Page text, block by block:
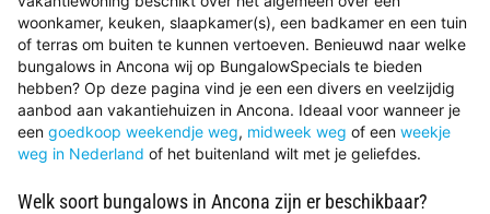
woonkamer, keuken, slaapkamer(s), een badkamer en een tuin
of terras om buiten te kunnen vertoeven. Benieuwd naar welke
bungalows in Ancona wij op BungalowSpecials te bieden
hebben? Op deze pagina vind je een een divers en veelzijdig
aanbod aan vakantiehuizen in Ancona. Ideaal voor wanneer je
een goedkoop weekendje weg, midweek weg of een weekje
weg in Nederland of het buitenland wilt met je geliefdes.
Welk soort bungalows in Ancona zijn er beschikbaar?